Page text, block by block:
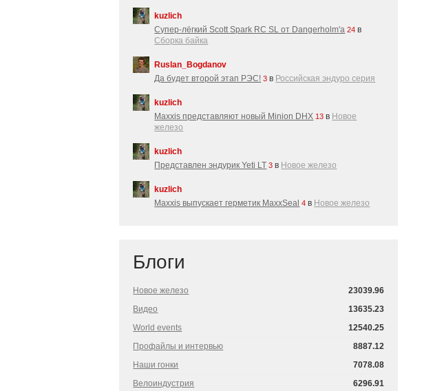
kuzlich
Супер-лёгкий Scott Spark RC SL от Dangerholm'a 24 в
Сборка байка
Ruslan_Bogdanov
Да будет второй этап РЭС! 3 в Российская эндуро серия
kuzlich
Maxxis представляют новый Minion DHX 13 в Новое
железо
kuzlich
Представлен эндурик Yeti LT 3 в Новое железо
kuzlich
Maxxis выпускает герметик MaxxSeal 4 в Новое железо
Блоги
Новое железо
23039.96
Видео
13635.23
World events
12540.25
Профайлы и интервью
8887.12
Наши гонки
7078.08
Велоиндустрия
6296.91